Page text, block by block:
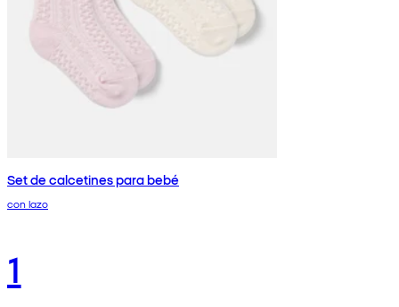
Set de calcetines para bebé
con lazo
1